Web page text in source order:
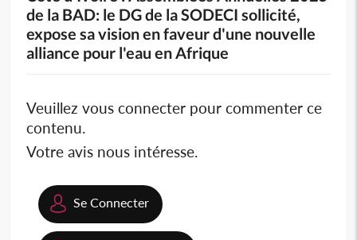
de la BAD: le DG de la SODECI sollicité,
expose sa vision en faveur d'une nouvelle
alliance pour l'eau en Afrique
Veuillez vous connecter pour commenter ce
contenu.
Votre avis nous intéresse.
Se Connecter